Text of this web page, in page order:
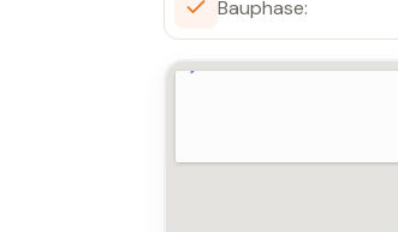
Bauphase: